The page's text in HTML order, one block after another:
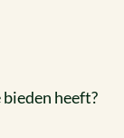
heeft?